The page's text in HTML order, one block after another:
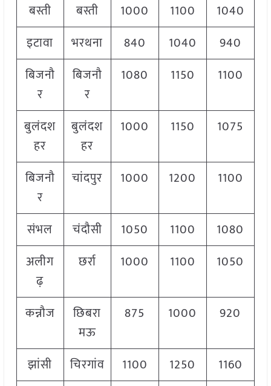
बस्ती
बस्ती 1000 1100
1040
इटावा
भरथना 840 1040
940
बिजनौ
र
बिजनौ
र
1080 1150 1100
बुलंदश
हर
बुलंदश
हर
1000 1150 1075
बिजनौ
र
चांदपुर 1000 1200 1100
संभल चंदौसी 1050 1100
1080
अलीग
ढ़
छर्रा 1000 1100 1050
कन्नौज
छिबरा
मऊ
875 1000 920
झांसी चिरगांव 1100 1250
1160